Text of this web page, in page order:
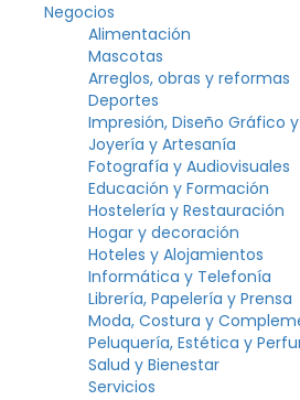
Negocios
Alimentación
Mascotas
Arreglos, obras y reformas
Deportes
Impresión, Diseño Gráfico
Joyería y Artesanía
Fotografía y Audiovisuales
Educación y Formación
Hostelería y Restauración
Hogar y decoración
Hoteles y Alojamientos
Informática y Telefonía
Librería, Papelería y Prensa
Moda, Costura y
Peluquería, Estética y
Salud y Bienestar
Servicios